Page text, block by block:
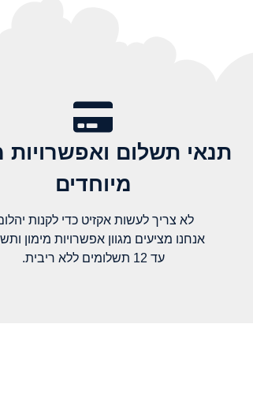
תנאי תשלום ואפשרויות
מיוחדים
לא צריך לעשות אקזיט כדי לקנות
אנחנו מציעים מגוון אפשרויות מימון
עד 12 תשלומים ללא ריבית.